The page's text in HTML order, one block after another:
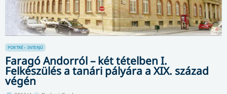
PORTRÉ – INTERJÚ
Faragó Andorról – két tételben I.
Felkészülés a tanári pályára a XIX. század
végén